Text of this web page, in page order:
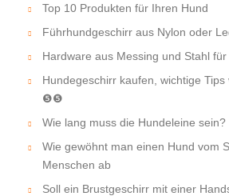
Top 10 Produkten für Ihren Hund
Führhundgeschirr aus Nylon oder
Hardware aus Messing und Stahl
Hundegeschirr kaufen, wichtige
❺❺
Wie lang muss die Hundeleine sein?
Wie gewöhnt man einen Hund vom
Menschen ab
Soll ein Brustgeschirr mit einer